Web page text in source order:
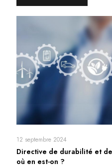
12 septembre 2024
Directive de durabilité et
où en est-on ?